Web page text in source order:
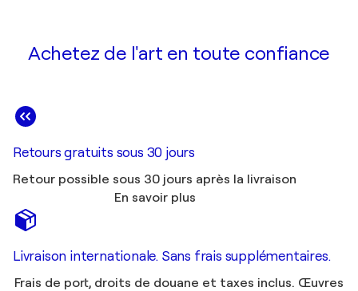
Achetez de l'art en toute confiance
Retours gratuits sous 30 jours
Retour possible sous 30 jours après la livraison
En savoir plus
Livraison internationale. Sans frais supplémentaires.
Frais de port, droits de douane et taxes inclus. Œuvres